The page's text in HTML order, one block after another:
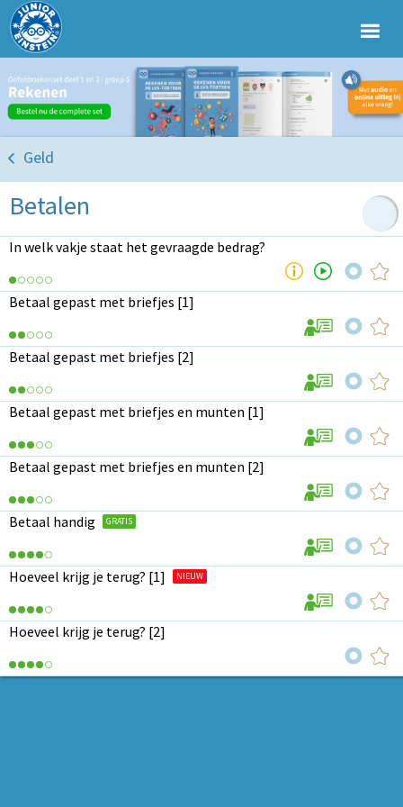
Geld
Betalen
In welk vakje staat het gevraagde bedrag?
Betaal gepast met briefjes [1]
Betaal gepast met briefjes [2]
Betaal gepast met briefjes en munten [1]
Betaal gepast met briefjes en munten [2]
Betaal handig GRATIS
Hoeveel krijg je terug? [1] NIEUW
Hoeveel krijg je terug? [2]